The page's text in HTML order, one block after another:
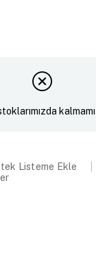
Listeme Ekle